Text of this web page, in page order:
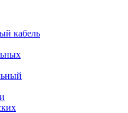
кабель